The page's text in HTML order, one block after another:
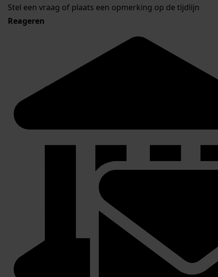
Stel een vraag of plaats een opmerking op de tijdlijn
Reageren